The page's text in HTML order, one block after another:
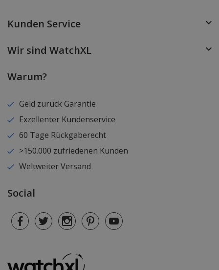
Kunden Service
Wir sind WatchXL
Warum?
Geld zurück Garantie
Exzellenter Kundenservice
60 Tage Rückgaberecht
>150.000 zufriedenen Kunden
Weltweiter Versand
Social